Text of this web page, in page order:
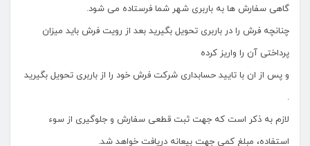
گاهی سفارش ها به باربری شهر شما فرستاده می شود.
چنانچه فرش را در باربری تحویل بگیرید بعد از رویت فرش باید میزان
پرداختی آن را واریز کرده
و پس از ان با تایید حسابداری شرکت فرش خود را از باربری تحویل بگیرید
.
لازم به ذکر است که جهت ثبت قطعی سفارش و جلوگیری از سوء
استفاده، مبلغ کمی جهت بیعانه دریافت خواهد شد.